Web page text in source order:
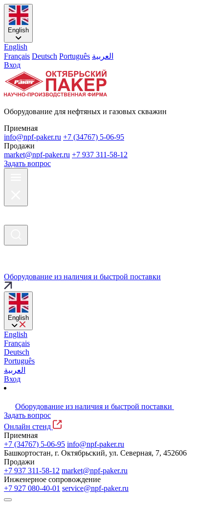
English
English
Français Deutsch Português العربية
Вход
Оборудование для нефтяных и газовых скважин
Приемная
info@npf-paker.ru +7 (34767) 5-06-95
Продажи
market@npf-paker.ru +7 937 311-58-12
Задать вопрос
Оборудование из наличия и быстрой поставки
English
English
Français
Deutsch
Português
العربية
Вход
Оборудование из наличия и быстрой поставки
Задать вопрос
Онлайн стенд
Приемная
+7 (34767) 5-06-95 info@npf-paker.ru
Башкортостан, г. Октябрьский, ул. Северная, 7, 452606
Продажи
+7 937 311-58-12 market@npf-paker.ru
Инженерное сопровождение
+7 927 080-40-01 service@npf-paker.ru